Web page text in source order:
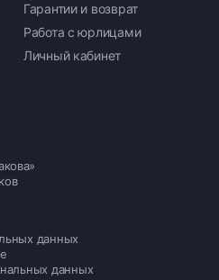
Гарантии и возврат
Работа с юрлицами
Личный кабинет
данных
данных